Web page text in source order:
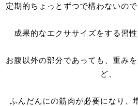
定期的ちょっとずつで構わないの
成果的なエクササイズをする習性
お腹以外の部分であっても、重み
ど、
ふんだんにの筋肉が必要になり、